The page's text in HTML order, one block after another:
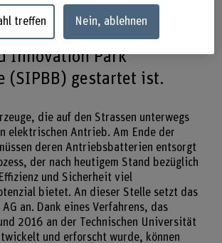
und
(Empa) und dem
Innovation Park
(SIPBB) gestartet ist.
die auf den Strassen unterwegs
elektrischen Antrieb. Am Ende der
deren Antriebsbatterien entsorgt
der nach heutigem Stand bezüglich
und Sicherheit viel
bietet. An dieser Stelle setzt das
an. Dank eines Verfahrens, das
2016 an der Technischen Universität
und erforscht wurde, können
treffen Nein, ablehnen